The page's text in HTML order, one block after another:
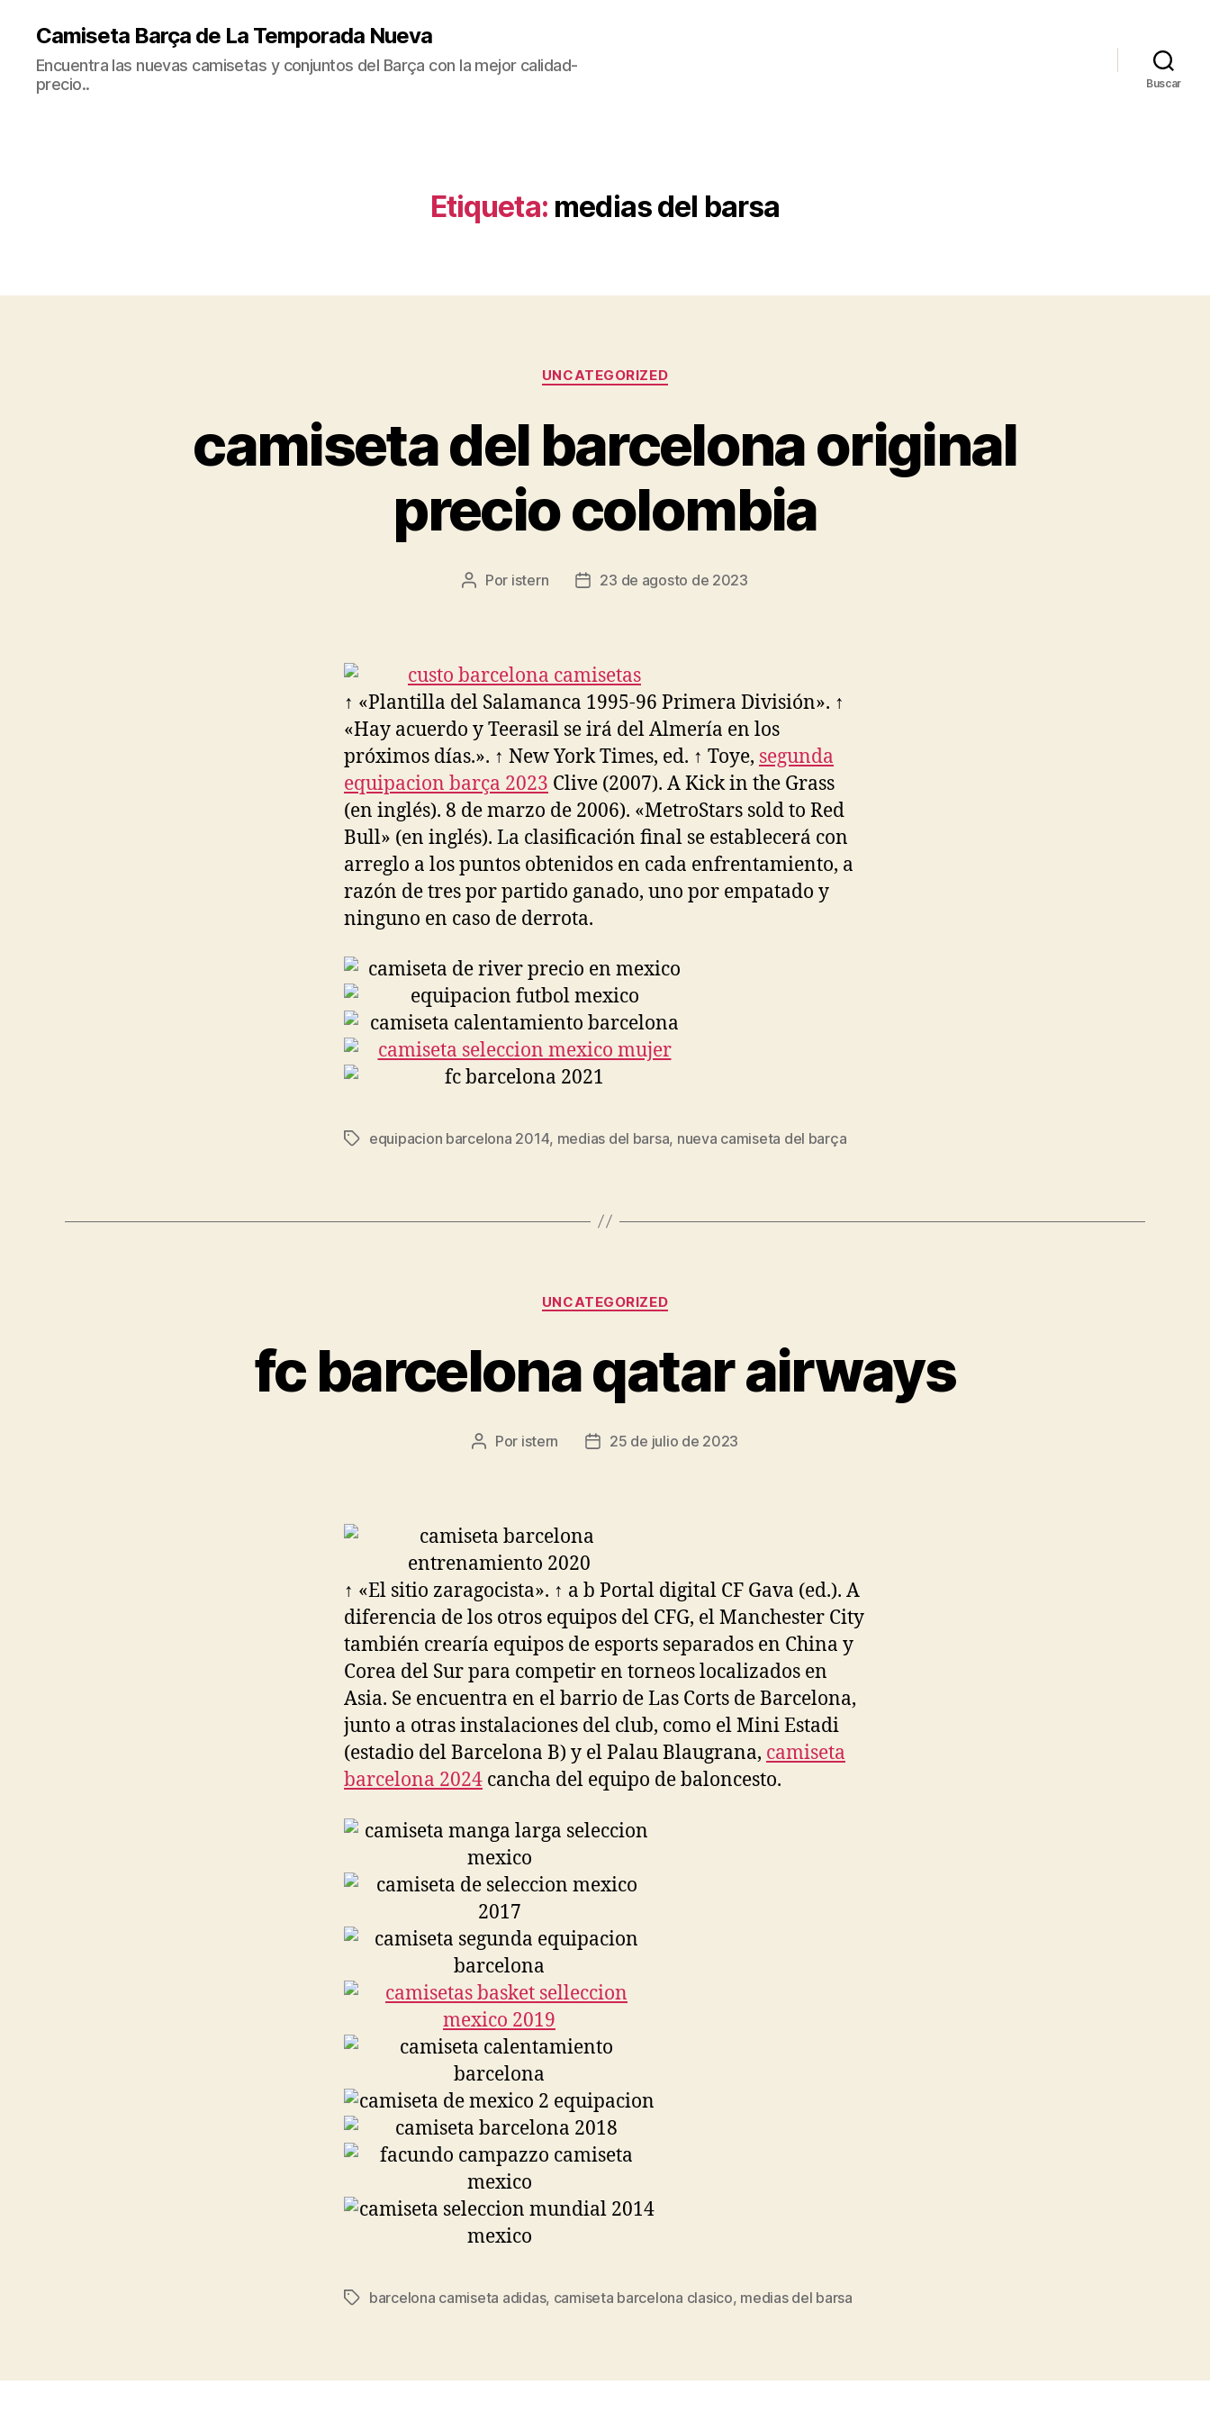
Camiseta Barça de La Temporada Nueva
Encuentra las nuevas camisetas y conjuntos del Barça con la mejor calidad-
precio..
Buscar
Etiqueta: medias del barsa
Categorías
UNCATEGORIZED
camiseta del barcelona original
precio colombia
Autor
Por istern
Fecha23 de agosto de 2023
↑ «Plantilla del Salamanca 1995-96 Primera División». ↑
«Hay acuerdo y Teerasil se irá del Almería en los
próximos días.». ↑ New York Times, ed. ↑ Toye, segunda
equipacion barça 2023 Clive (2007). A Kick in the Grass
(en inglés). 8 de marzo de 2006). «MetroStars sold to Red
Bull» (en inglés). La clasificación final se establecerá con
arreglo a los puntos obtenidos en cada enfrentamiento, a
razón de tres por partido ganado, uno por empatado y
ninguno en caso de derrota.
Etiquetas
equipacion barcelona 2014, medias del barsa, nueva camiseta del barça
Categorías
UNCATEGORIZED
fc barcelona qatar airways
Autor
Por istern
Fecha25 de julio de 2023
↑ «El sitio zaragocista». ↑ a b Portal digital CF Gava (ed.). A
diferencia de los otros equipos del CFG, el Manchester City
también crearía equipos de esports separados en China y
Corea del Sur para competir en torneos localizados en
Asia. Se encuentra en el barrio de Las Corts de Barcelona,
junto a otras instalaciones del club, como el Mini Estadi
(estadio del Barcelona B) y el Palau Blaugrana, camiseta
barcelona 2024 cancha del equipo de baloncesto.
Etiquetas
barcelona camiseta adidas, camiseta barcelona clasico, medias del barsa